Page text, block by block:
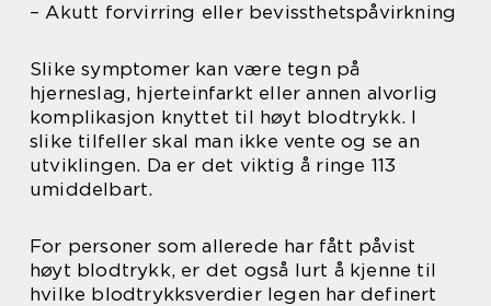
– Akutt forvirring eller bevissthetspåvirkning
Slike symptomer kan være tegn på
hjerneslag, hjerteinfarkt eller annen alvorlig
komplikasjon knyttet til høyt blodtrykk. I
slike tilfeller skal man ikke vente og se an
utviklingen. Da er det viktig å ringe 113
umiddelbart.
For personer som allerede har fått påvist
høyt blodtrykk, er det også lurt å kjenne til
hvilke blodtrykksverdier legen har definert